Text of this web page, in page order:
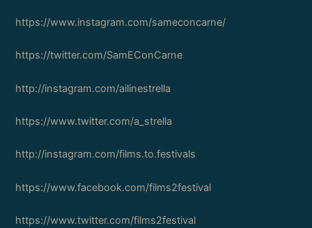
https://www.instagram.com/sameconcarne/
https://twitter.com/SamEConCarne
http://instagram.com/ailinestrella
https://www.twitter.com/a_strella
http://instagram.com/films.to.festivals
https://www.facebook.com/films2festival
https://www.twitter.com/films2festival